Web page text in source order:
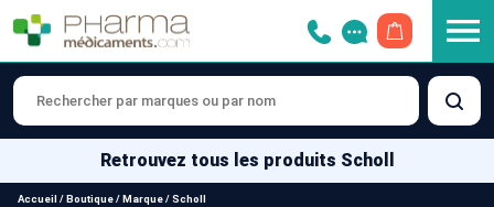
Retrouvez tous les produits Scholl
Accueil / Boutique/ Marque/Scholl